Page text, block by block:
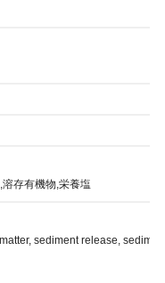
存有機物,栄養塩
sediment release,